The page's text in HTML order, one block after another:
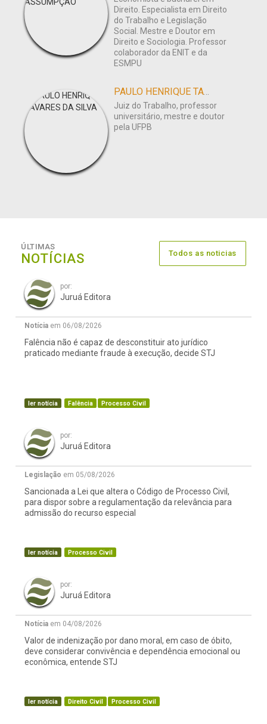
Direito. Especialista em Direito
do Trabalho e Legislação
Social. Mestre e Doutor em
Direito e Sociologia. Professor
colaborador da ENIT e da
ESMPU
PAULO HENRIQUE TAVARES DA SILVA
Juiz do Trabalho, professor
universitário, mestre e doutor
pela UFPB
ÚLTIMAS
NOTÍCIAS Todos as noticias
por:
Juruá Editora
Notícia em 06/08/2026
Falência não é capaz de desconstituir ato jurídico
praticado mediante fraude à execução, decide STJ
ler notícia Falência Processo Civil
por:
Juruá Editora
Legislação em 05/08/2026
Sancionada a Lei que altera o Código de Processo Civil,
para dispor sobre a regulamentação da relevância para
admissão do recurso especial
ler notícia Processo Civil
por:
Juruá Editora
Notícia em 04/08/2026
Valor de indenização por dano moral, em caso de óbito,
deve considerar convivência e dependência emocional ou
econômica, entende STJ
ler notícia Direito Civil Processo Civil